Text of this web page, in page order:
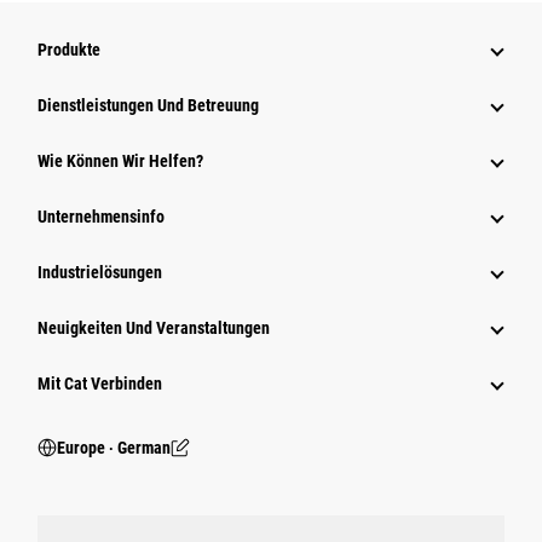
Produkte
Dienstleistungen Und Betreuung
Wie Können Wir Helfen?
Unternehmensinfo
Industrielösungen
Neuigkeiten Und Veranstaltungen
Mit Cat Verbinden
Europe ‧ German